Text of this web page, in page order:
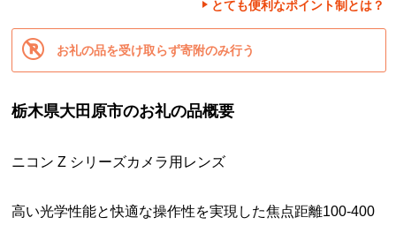
とても便利なポイント制とは？
お礼の品を受け取らず寄附のみ行う
栃木県大田原市のお礼の品概要
ニコン Z シリーズカメラ用レンズ
高い光学性能と快適な操作性を実現した焦点距離100-400